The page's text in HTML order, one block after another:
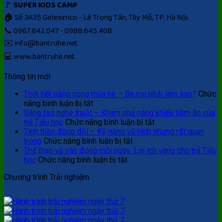
🚩 SUPER KIDS CAMP
🏠 Số 3A35 Geleximco - Lê Trọng Tấn, Tây Mỗ, TP. Hà Nội.
📞 0967.842.047 - 0988.645.408
✉️ info@bantruhe.net
💻 www.bantruhe.net
Thông tin mới
Thời tiết nắng nóng mùa hè – Ba mẹ phải làm sao? Chức
năng bình luận bị tắtở
Thời
tiết
nắng
nóng
mùa
hè
phải
làm
sao?
Sáng tạo nghệ thuật – Khám phá năng khiếu tiềm ẩn của
trẻ Tiểu học Chức năng bình luận bị tắtở
Sáng
nghệ
Tinh thần đồng đội – Kỹ năng vô hình nhưng rất quan
trọng Chức năng bình luận bị tắtở
Tinh
Thể thao và vận động mỗi ngày: Lợi ích vàng cho trẻ Tiểu
học Chức năng bình luận bị tắtở
Chương trình Trải nghiệm